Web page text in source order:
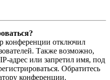
конференции отключил
Также возможно,
адрес или запретил имя, под
Обратитесь
конференции.